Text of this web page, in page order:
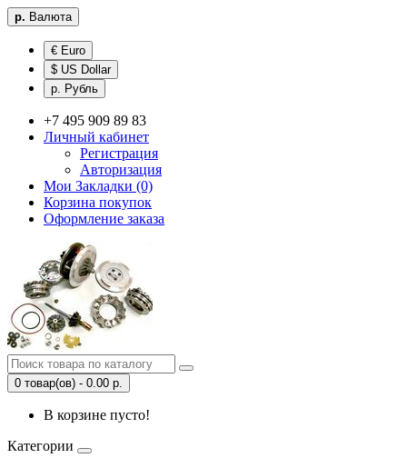
р. Валюта
€ Euro
$ US Dollar
р. Рубль
+7 495 909 89 83
Личный кабинет
Регистрация
Авторизация
Мои Закладки (0)
Корзина покупок
Оформление заказа
0 товар(ов) - 0.00 р.
В корзине пусто!
Категории